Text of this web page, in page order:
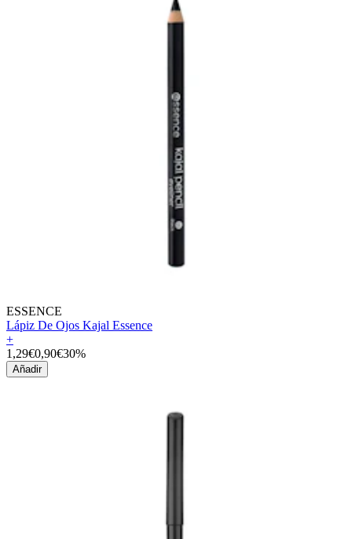
ESSENCE
Lápiz De Ojos Kajal Essence
+
1,29€0,90€30%
Añadir